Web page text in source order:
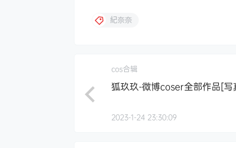
紀奈奈
cos合辑
狐玖玖-微博coser全部作品[写
2023-1-24 23:30:09